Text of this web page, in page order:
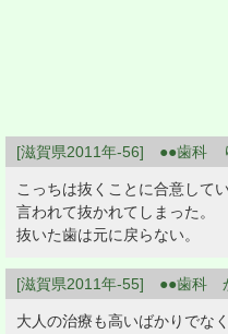
[滋賀県2011年-56] ●●歯科
こっちは抜くことに合意して
言われて抜かれてしまった。
抜いた歯は元に戻らない。
[滋賀県2011年-55] ●●歯科
大人の治療も高いばかりでな